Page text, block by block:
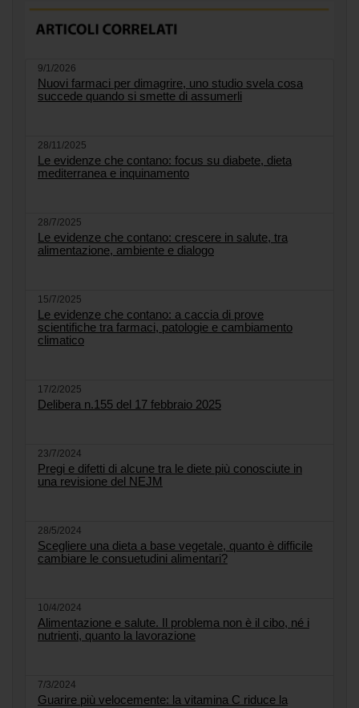
9/1/2026
Nuovi farmaci per dimagrire, uno studio svela cosa
succede quando si smette di assumerli
28/11/2025
Le evidenze che contano: focus su diabete, dieta
mediterranea e inquinamento
28/7/2025
Le evidenze che contano: crescere in salute, tra
alimentazione, ambiente e dialogo
15/7/2025
Le evidenze che contano: a caccia di prove
scientifiche tra farmaci, patologie e cambiamento
climatico
17/2/2025
Delibera n.155 del 17 febbraio 2025
23/7/2024
Pregi e difetti di alcune tra le diete più conosciute in
una revisione del NEJM
28/5/2024
Scegliere una dieta a base vegetale, quanto è difficile
cambiare le consuetudini alimentari?
10/4/2024
Alimentazione e salute. Il problema non è il cibo, né i
nutrienti, quanto la lavorazione
7/3/2024
Guarire più velocemente: la vitamina C riduce la